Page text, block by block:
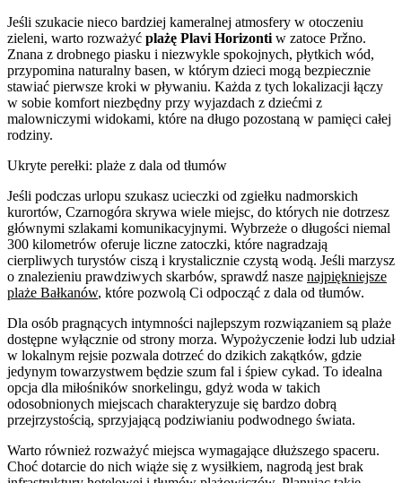
Jeśli szukacie nieco bardziej kameralnej atmosfery w otoczeniu
zieleni, warto rozważyć plażę Plavi Horizonti w zatoce Pržno.
Znana z drobnego piasku i niezwykle spokojnych, płytkich wód,
przypomina naturalny basen, w którym dzieci mogą bezpiecznie
stawiać pierwsze kroki w pływaniu. Każda z tych lokalizacji łączy
w sobie komfort niezbędny przy wyjazdach z dziećmi z
malowniczymi widokami, które na długo pozostaną w pamięci całej
rodziny.
Ukryte perełki: plaże z dala od tłumów
Jeśli podczas urlopu szukasz ucieczki od zgiełku nadmorskich
kurortów, Czarnogóra skrywa wiele miejsc, do których nie dotrzesz
głównymi szlakami komunikacyjnymi. Wybrzeże o długości niemal
300 kilometrów oferuje liczne zatoczki, które nagradzają
cierpliwych turystów ciszą i krystalicznie czystą wodą. Jeśli marzysz
o znalezieniu prawdziwych skarbów, sprawdź nasze najpiękniejsze
plaże Bałkanów, które pozwolą Ci odpocząć z dala od tłumów.
Dla osób pragnących intymności najlepszym rozwiązaniem są plaże
dostępne wyłącznie od strony morza. Wypożyczenie łodzi lub udział
w lokalnym rejsie pozwala dotrzeć do dzikich zakątków, gdzie
jedynym towarzystwem będzie szum fal i śpiew cykad. To idealna
opcja dla miłośników snorkelingu, gdyż woda w takich
odosobnionych miejscach charakteryzuje się bardzo dobrą
przejrzystością, sprzyjającą podziwianiu podwodnego świata.
Warto również rozważyć miejsca wymagające dłuższego spaceru.
Choć dotarcie do nich wiąże się z wysiłkiem, nagrodą jest brak